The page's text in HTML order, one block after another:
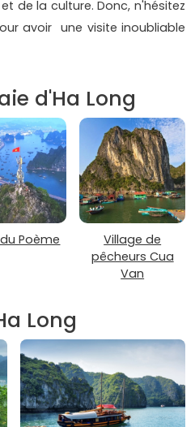
de la culture. Donc, n'hésitez
avoir une visite inoubliable
d'Ha Long
Poème
Village de
pêcheurs Cua
Van
Long